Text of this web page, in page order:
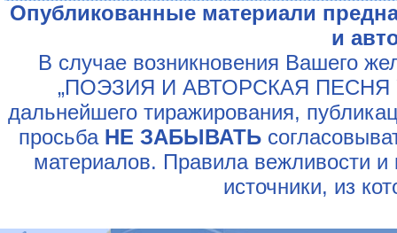
Опубликованные материали
и
В случае возникновения Вашего
„ПОЭЗИЯ И АВТОРСКАЯ ПЕСНЯ
дальнейшего тиражирования,
просьба НЕ ЗАБЫВАТЬ
материалов. Правила вежливости и
источники, из